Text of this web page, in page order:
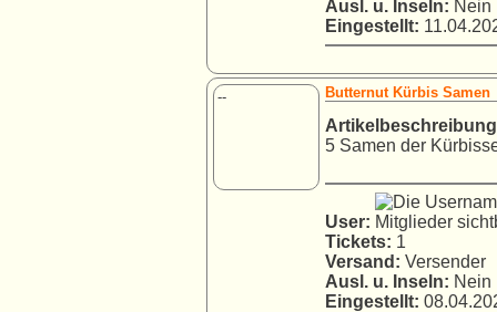
Ausl. u. Inseln: Nein
Eingestellt:
-- Butternut Kürbis Samen
5 Samen der
User:
Tickets: 1
Versand: Versender
Ausl. u. Inseln: Nein
Eingestellt: